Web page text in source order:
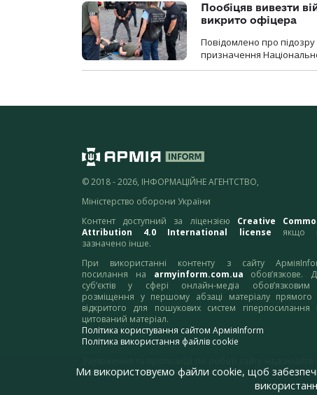
Пообіцяв вивезти
викрито офіцера
Повідомлено про
призначення
© 2018 - 2026, ІНФОРМАЦІЙНЕ АГЕНТСТВО,
Міністерство оборони України
Контент доступний за ліцензією Creative
Attribution 4.0 International license якщо
зазначено інше.
При використанні контенту з сайту
посилання на armyinform.com.ua обов’язкове.
суб’єктів у сфері онлайн-медіа
розміщення у першому абзаці матеріалу прямого
відкритого для пошукових систем гіперпосилання
цитований матеріал.
Політика користування сайтом АрміяInform
Політика використання файлів cookie
адресу:webmaster@armyinform.com.ua
Ми використовуємо файли cookie, щоб